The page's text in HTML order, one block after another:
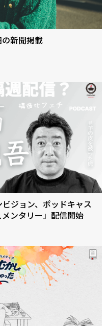
新聞掲載
ジョン、ポッドキャス
ンタリー」配信開始